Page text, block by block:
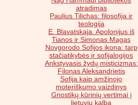
atradimas
Paulius Tilichas: filosofija ir
teologija
E. Blavatskaja. Apolonijus iš
Tianos ir Simonas Magas
Novgorodo Sofijos ikona: tarp
stačiatikybės ir sofijalogijos
Ankstyvasis žydų misticizmas:
Filonas Aleksandrietis
Sofija kaip amžinojo
moteriškumo vaizdinys
Gnostikų kūrinių vertimai į
lietuvių kalbą